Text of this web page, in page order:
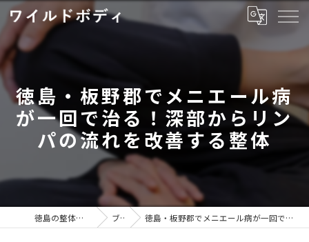
徳島・板野郡でメニエール病
が一回で治る！深部からリン
パの流れを改善する整体
徳島の整体ならワイルドボディ ブログ 徳島・板野郡でメニエール病が一回で治る！深部からリンパの流れを改善する整体